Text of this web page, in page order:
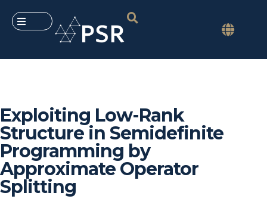
Exploiting Low-Rank
Structure in Semidefinite
Programming by
Approximate Operator
Splitting